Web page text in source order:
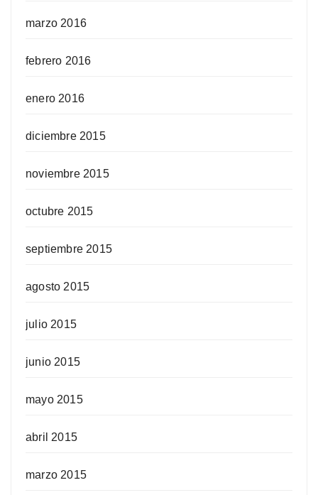
marzo 2016
febrero 2016
enero 2016
diciembre 2015
noviembre 2015
octubre 2015
septiembre 2015
agosto 2015
julio 2015
junio 2015
mayo 2015
abril 2015
marzo 2015